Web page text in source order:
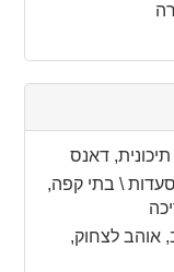
דאנס
מסעדות \ בתי קפה,
אוהב לצחוק,